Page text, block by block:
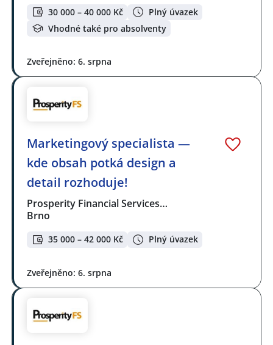
30 000 – 40 000 Kč
Plný úvazek
Vhodné také pro absolventy
Zveřejněno: 6. srpna
Marketingový specialista —
kde obsah potká design a
detail rozhoduje!
Prosperity Financial Services…
Brno
35 000 – 42 000 Kč Plný úvazek
Zveřejněno: 6. srpna